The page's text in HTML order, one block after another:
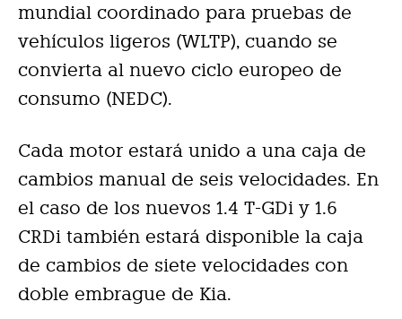
mundial coordinado para pruebas de
vehículos ligeros (WLTP), cuando se
convierta al nuevo ciclo europeo de
consumo (NEDC).
Cada motor estará unido a una caja de
cambios manual de seis velocidades. En
el caso de los nuevos 1.4 T-GDi y 1.6
CRDi también estará disponible la caja
de cambios de siete velocidades con
doble embrague de Kia.